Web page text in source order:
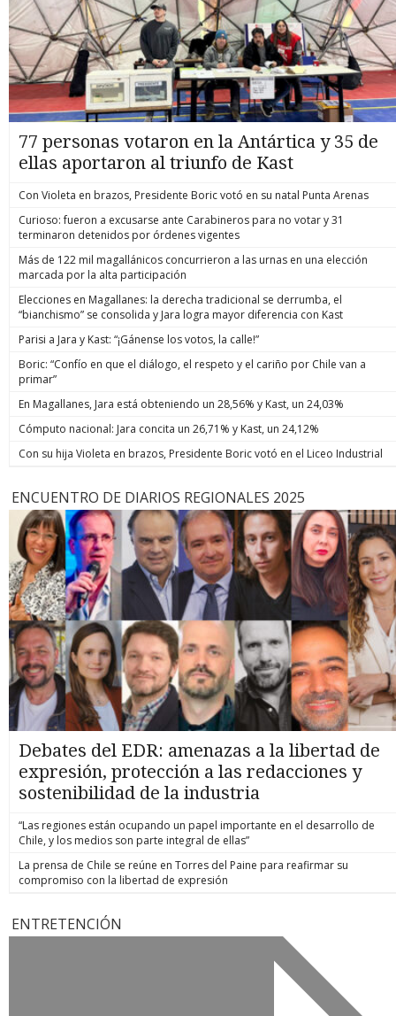
77 personas votaron en la Antártica y 35 de
ellas aportaron al triunfo de Kast
Con Violeta en brazos, Presidente Boric votó en su natal Punta Arenas
Curioso: fueron a excusarse ante Carabineros para no votar y 31
terminaron detenidos por órdenes vigentes
Más de 122 mil magallánicos concurrieron a las urnas en una elección
marcada por la alta participación
Elecciones en Magallanes: la derecha tradicional se derrumba, el
“bianchismo” se consolida y Jara logra mayor diferencia con Kast
Parisi a Jara y Kast: “¡Gánense los votos, la calle!”
Boric: “Confío en que el diálogo, el respeto y el cariño por Chile van a
primar”
En Magallanes, Jara está obteniendo un 28,56% y Kast, un 24,03%
Cómputo nacional: Jara concita un 26,71% y Kast, un 24,12%
Con su hija Violeta en brazos, Presidente Boric votó en el Liceo Industrial
ENCUENTRO DE DIARIOS REGIONALES 2025
Debates del EDR: amenazas a la libertad de
expresión, protección a las redacciones y
sostenibilidad de la industria
“Las regiones están ocupando un papel importante en el desarrollo de
Chile, y los medios son parte integral de ellas”
La prensa de Chile se reúne en Torres del Paine para reafirmar su
compromiso con la libertad de expresión
ENTRETENCIÓN